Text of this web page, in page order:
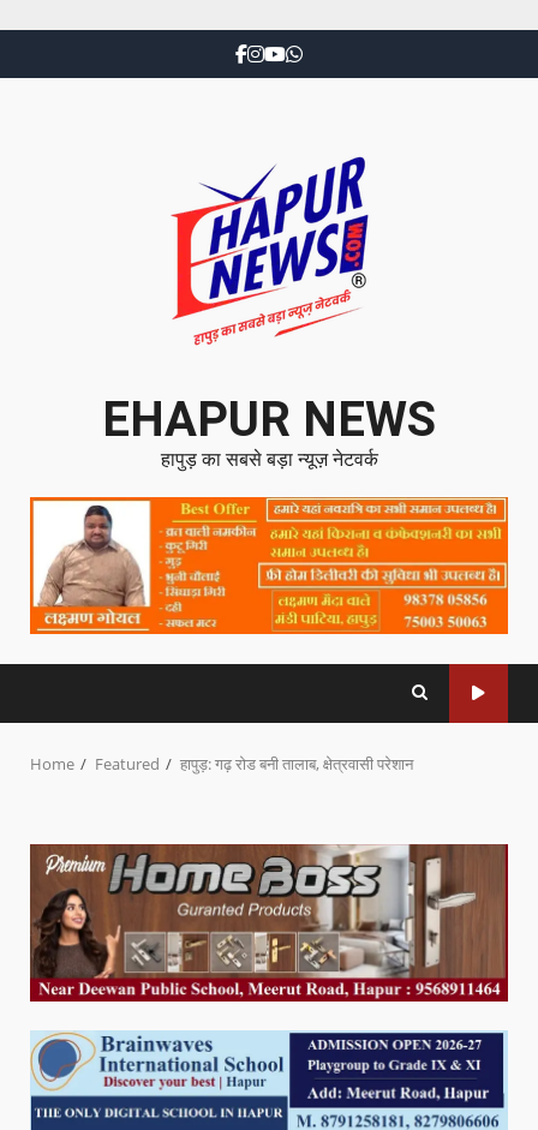
EHAPUR NEWS
हापुड़ का सबसे बड़ा न्यूज़ नेटवर्क
Home Featured हापुड़: गढ़ रोड बनी तालाब, क्षेत्रवासी परेशान